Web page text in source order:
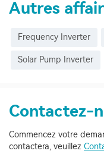
Autres
Frequency Inverter
Solar Pump Inverter
Contactez-
Commencez votre
contactera, veuillez